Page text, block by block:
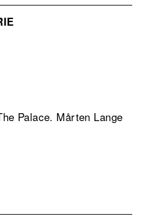
Palace. Mårten Lange